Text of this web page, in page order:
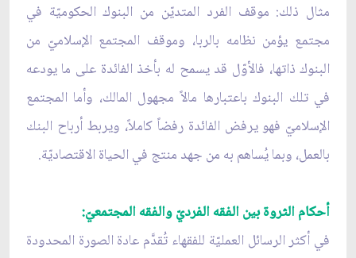
مثال ذلك: موقف الفرد المتديّن من البنوك الحكوميّة في
مجتمع يؤمن نظامه بالربا، وموقف المجتمع الإسلاميّ من
البنوك ذاتها، فالأوّل قد يسمح له بأخذ الفائدة على ما يودعه
في تلك البنوك باعتبارها مالاً مجهول المالك، وأما المجتمع
الإسلاميّ فهو يرفض الفائدة رفضاً كاملاً، ويربط أرباح البنك
بالعمل، وبما يُساهم به من جهد منتج في الحياة الاقتصاديّة.
أحكام الثروة بين الفقه الفرديّ والفقه المجتمعيّ:
في أكثر الرسائل العمليّة للفقهاء تُقدَّم عادة الصورة المحدودة